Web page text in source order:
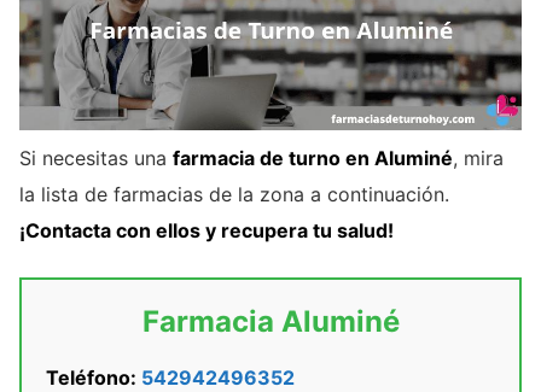
Si necesitas una farmacia de turno en Aluminé, mira
la lista de farmacias de la zona a continuación.
¡Contacta con ellos y recupera tu salud!
Farmacia Aluminé
Teléfono: 542942496352